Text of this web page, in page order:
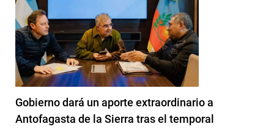
Gobierno dará un aporte extraordinario a
Antofagasta de la Sierra tras el temporal